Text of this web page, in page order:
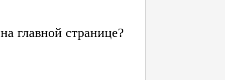
главной странице?